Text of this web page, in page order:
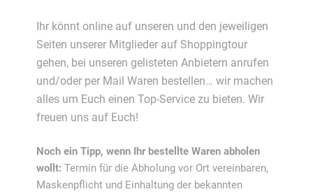
Ihr könnt online auf unseren und den jeweiligen
Seiten unserer Mitglieder auf Shoppingtour
gehen, bei unseren gelisteten Anbietern anrufen
und/oder per Mail Waren bestellen… wir machen
alles um Euch einen Top-Service zu bieten. Wir
freuen uns auf Euch!
Noch ein Tipp, wenn Ihr bestellte Waren abholen
wollt: Termin für die Abholung vor Ort vereinbaren,
Maskenpflicht und Einhaltung der bekannten